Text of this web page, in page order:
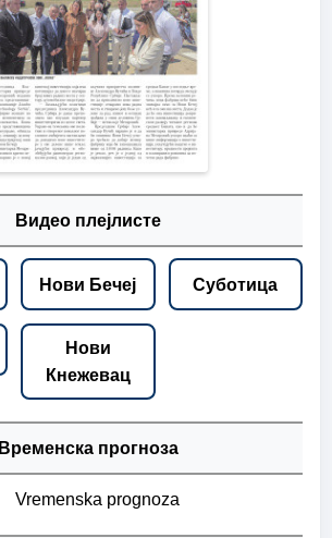
Видео плејлисте
Нови Бечеј Суботица
Нови
Кнежевац
Временска прогноза